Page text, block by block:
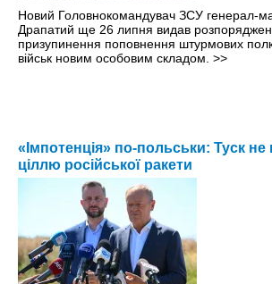
Новий Головнокомандувач ЗСУ генерал-
Драпатий ще 26 липня видав
призупинення поповнення штурмових
військ новим особовим складом. >>
«Імпотенція» по-польськи: Туск
ціллю російської ракети